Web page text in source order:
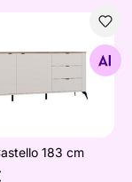
Castello 183 cm
Otsi sarnaseid
183 cm